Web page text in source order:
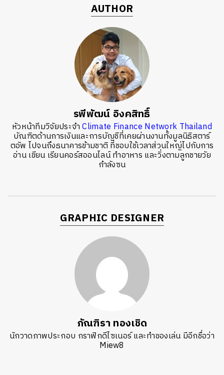
AUTHOR
รพีพัฒน์ อิงคสิทธิ์
หัวหน้าทีมวิจัยประจำClimate Finance Network Thailand
บัณฑิตด้านการเงินและการบัญชีที่เคยผ่านงานทั้งมูลนิธิสตาร์
ตอัพ ไปจนถึงธนาคารข้ามชาติ ที่ชอบใช้เวลาส่วนใหญ่ไปกับการ
อ่าน เขียน เรียนคอร์สออนไลน์ ทำอาหาร และวิ่งตามลูกชายวัย
กำลังซน
GRAPHIC DESIGNER
ภัณฑิรา ทองเชิด
นักวาดภาพประกอบ กราฟิกดีไซเนอร์ และทำของเล่น มีอีกชื่อว่า
Miew8